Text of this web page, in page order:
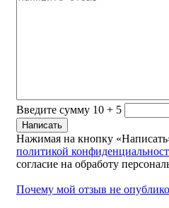
Введите сумму 10 + 5
Нажимая на кнопку
политикой
согласие на обработу
Почему мой отзыв не